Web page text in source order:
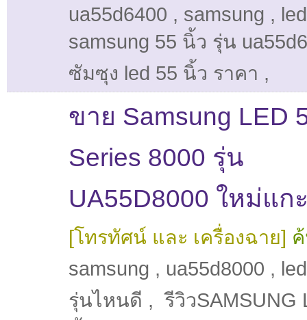
ua55d6400 , samsung ,
samsung 55 นิ้ว รุ่น
ซัมซุง led 55 นิ้ว ราคา ,
ขาย Samsung LED
Series 8000 รุ่น
UA55D8000 ใหม่แก
[โทรทัศน์ และ เครื่องฉาย]
samsung , ua55d8000 ,
รุ่นไหนดี , รีวิวSAMSUNG